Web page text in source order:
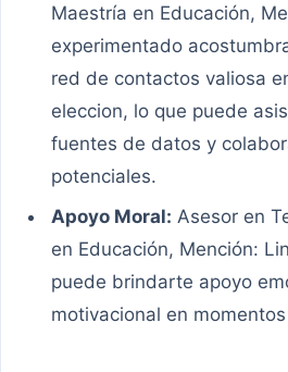
Maestría en Educación,
experimentado
red de contactos valiosa
eleccion, lo que puede
fuentes de datos y
potenciales.
Apoyo Moral: Asesor en
en Educación, Mención:
puede brindarte apoyo
motivacional en